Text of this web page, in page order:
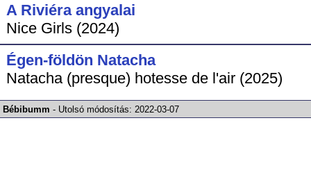
A Riviéra angyalai
Nice Girls (2024)
Égen-földön Natacha
Natacha (presque) hotesse de l'air (2025)
Bébibumm - Utolsó módosítás: 2022-03-07